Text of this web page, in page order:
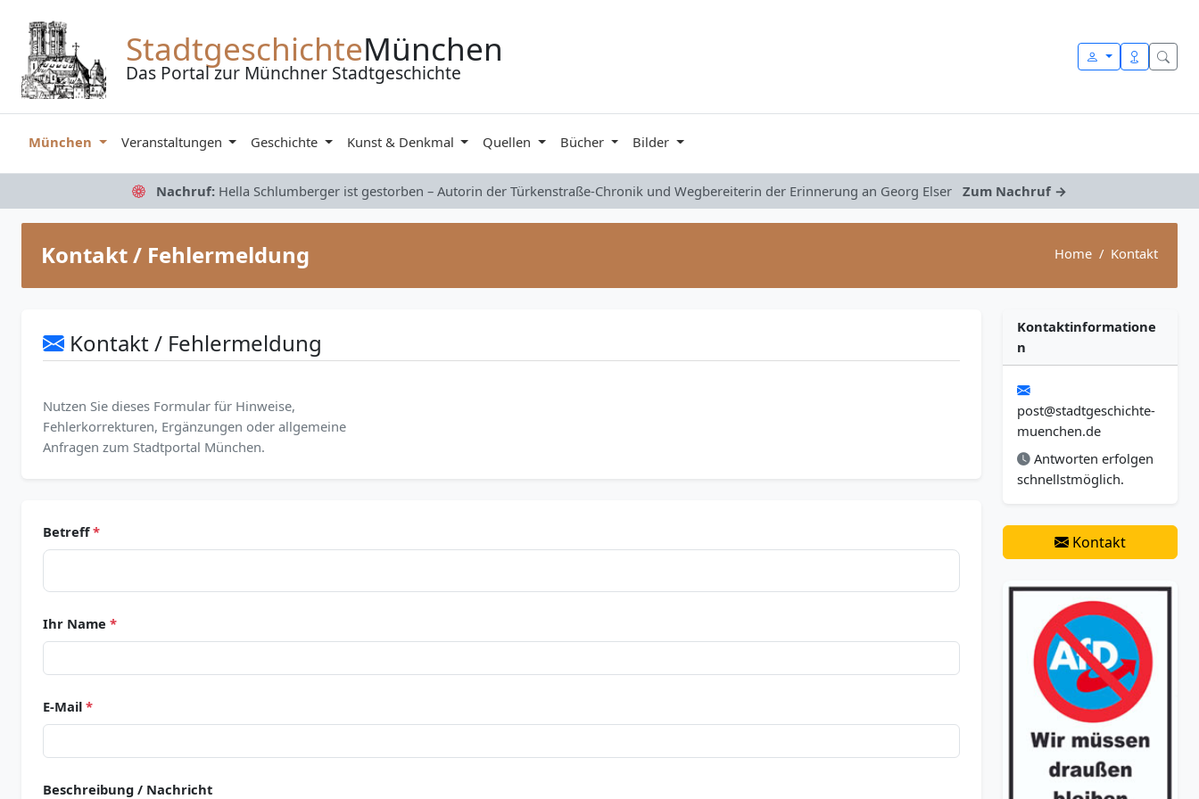
StadtgeschichteMünchen
Das Portal zur Münchner Stadtgeschichte
München Veranstaltungen Geschichte Kunst & Denkmal Quellen Bücher Bilder
Nachruf: Hella Schlumberger ist gestorben – Autorin der Türkenstraße-Chronik und Wegbereiterin der Erinnerung an Georg Elser Zum Nachruf →
Kontakt / Fehlermeldung Home Kontakt
Kontakt / Fehlermeldung
Nutzen Sie dieses Formular für Hinweise,
Fehlerkorrekturen, Ergänzungen oder allgemeine
Anfragen zum Stadtportal München.
Betreff*
Ihr Name *
E-Mail *
Beschreibung / Nachricht
Kontaktinformatione
n
post@stadtgeschichte-
muenchen.de
Antworten erfolgen
schnellstmöglich.
Kontakt